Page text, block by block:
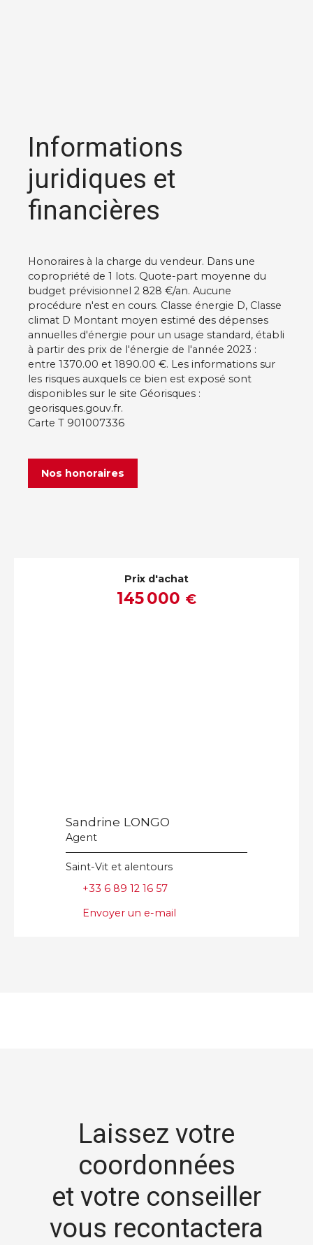
Informations
juridiques et
financières
Honoraires à la charge du vendeur. Dans une
copropriété de 1 lots. Quote-part moyenne du
budget prévisionnel 2 828 €/an. Aucune
procédure n'est en cours. Classe énergie D, Classe
climat D Montant moyen estimé des dépenses
annuelles d'énergie pour un usage standard, établi
à partir des prix de l'énergie de l'année 2023 :
entre 1370.00 et 1890.00 €. Les informations sur
les risques auxquels ce bien est exposé sont
disponibles sur le site Géorisques :
georisques.gouv.fr.
Carte T 901007336
Nos honoraires
Prix d'achat
145 000 €
Sandrine LONGO
Agent
Saint-Vit et alentours
+33 6 89 12 16 57
Envoyer un e-mail
Laissez votre
coordonnées
et votre conseiller
vous recontactera